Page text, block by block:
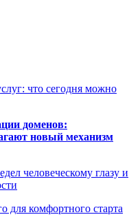
что сегодня можно
доменов:
новый механизм
человеческому глазу и
для комфортного старта